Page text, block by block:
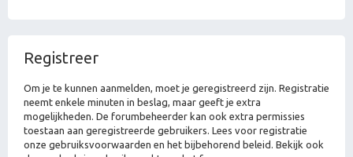
Registreer
Om je te kunnen aanmelden, moet je geregistreerd zijn. Registratie
neemt enkele minuten in beslag, maar geeft je extra
mogelijkheden. De forumbeheerder kan ook extra permissies
toestaan aan geregistreerde gebruikers. Lees voor registratie
onze gebruiksvoorwaarden en het bijbehorend beleid. Bekijk ook